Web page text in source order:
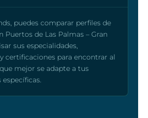
puedes comparar perfiles de
Puertos de Las Palmas – Gran
sus especialidades,
certificaciones para encontrar al
mejor se adapte a tus
específicas.